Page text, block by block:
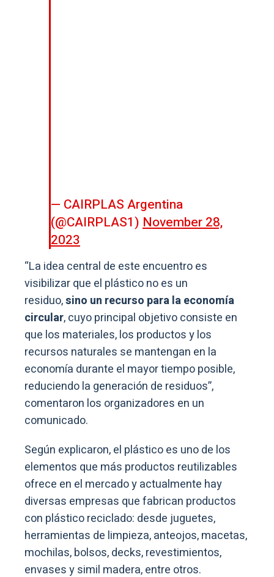
— CAIRPLAS Argentina
(@CAIRPLAS1) November 28,
2023
“La idea central de este encuentro es
visibilizar que el plástico no es un
residuo,sino un recurso para la economía
circular, cuyo principal objetivo consiste en
que los materiales, los productos y los
recursos naturales se mantengan en la
economía durante el mayor tiempo posible,
reduciendo la generación de residuos”,
comentaron los organizadores en un
comunicado.
Según explicaron, el plástico es uno de los
elementos que más productos reutilizables
ofrece en el mercado y actualmente hay
diversas empresas que fabrican productos
con plástico reciclado: desde juguetes,
herramientas de limpieza, anteojos, macetas,
mochilas, bolsos, decks, revestimientos,
envases y simil madera, entre otros.